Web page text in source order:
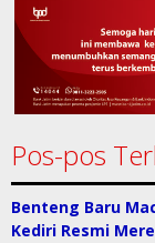
Pos-pos
Benteng Baru
Kediri Resmi